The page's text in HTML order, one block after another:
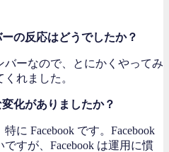
の反応はどうでしたか？
ーなので、とにかくやってみ
れました。
化がありましたか？
に Facebook です。Facebook
すが、Facebook は運用に慣